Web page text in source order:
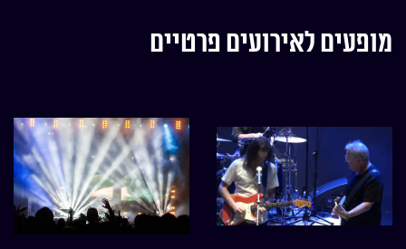
מופעים לאירועים פרטיים